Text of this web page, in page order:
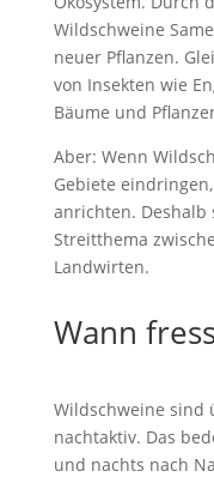
Wildschweine
neuer Pflanzen.
von Insekten wie
Bäume und
Aber: Wenn
Gebiete
anrichten. Deshalb
Streitthema
Landwirten.
Wann
Wildschweine sind
nachtaktiv. Das
und nachts nach